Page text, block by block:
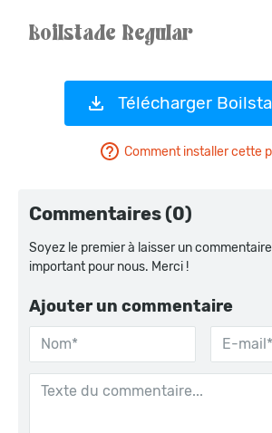
Télécharger
Comment installer cette
Commentaires (0)
Soyez le premier à laisser un
important pour nous. Merci !
Ajouter un commentaire